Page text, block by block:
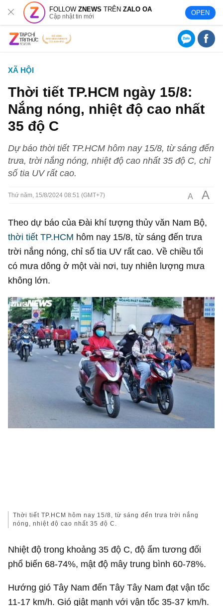
FOLLOWZNEWS TRÊNZALO OA
Cập nhật tin mới OPEN
XÃ HỘI
Thời tiết TP.HCM ngày 15/8:
Nắng nóng, nhiệt độ cao nhất
35 độ C
Dự báo thời tiết TP.HCM hôm nay 15/8, từ sáng đến
trưa, trời nắng nóng, nhiệt độ cao nhất 35 độ C, chỉ
số tia UV rất cao.
Thứ năm, 15/8/2024 08:51 (GMT+7) A A
Theo dự báo của Đài khí tượng thủy văn Nam Bộ,
thời tiết TP.HCM hôm nay 15/8, từ sáng đến trưa
trời nắng nóng, chỉ số tia UV rất cao. Về chiều tối
có mưa dông ở một vài nơi, tuy nhiên lượng mưa
không lớn.
Thời tiết TP.HCM hôm nay 15/8, từ sáng đến trưa trời nắng
nóng, nhiệt độ cao nhất 35 độ C.
Nhiệt độ trong khoảng 35 độ C, độ ẩm tương đối
phổ biến 68-74%, mật độ mây trung bình 60-78%.
Hướng gió Tây Nam đến Tây Tây Nam đạt vận tốc
11-17 km/h. Gió giật mạnh với vận tốc 35-37 km/h.